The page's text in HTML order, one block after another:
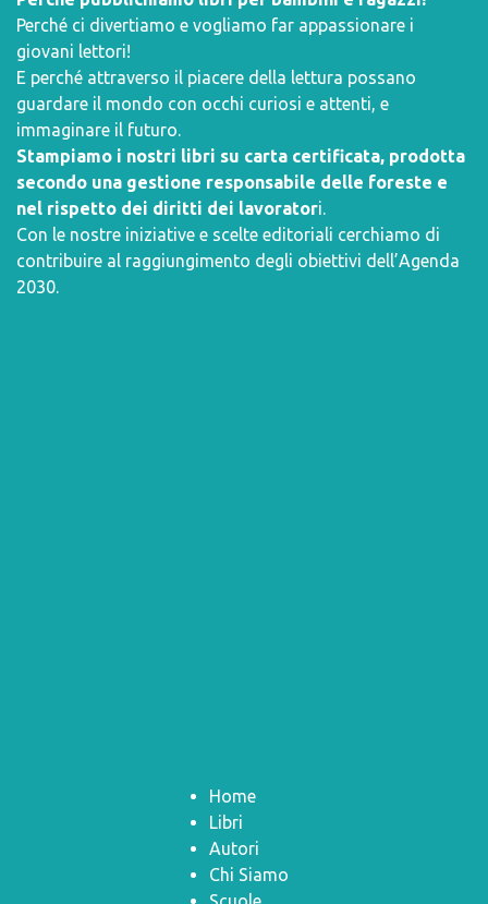
Perché ci divertiamo e vogliamo far appassionare i
giovani lettori!
E perché attraverso il piacere della lettura possano
guardare il mondo con occhi curiosi e attenti, e
immaginare il futuro.
Stampiamo i nostri libri su carta certificata, prodotta
secondo una gestione responsabile delle foreste e
nel rispetto dei diritti dei lavoratori.
Con le nostre iniziative e scelte editoriali cerchiamo di
contribuire al raggiungimento degli obiettivi dell’Agenda
2030.
Home
Libri
Autori
Chi Siamo